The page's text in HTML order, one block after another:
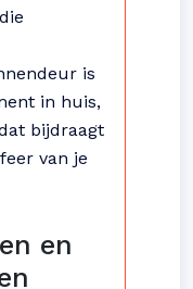
is
in huis,
bijdraagt
van je
en